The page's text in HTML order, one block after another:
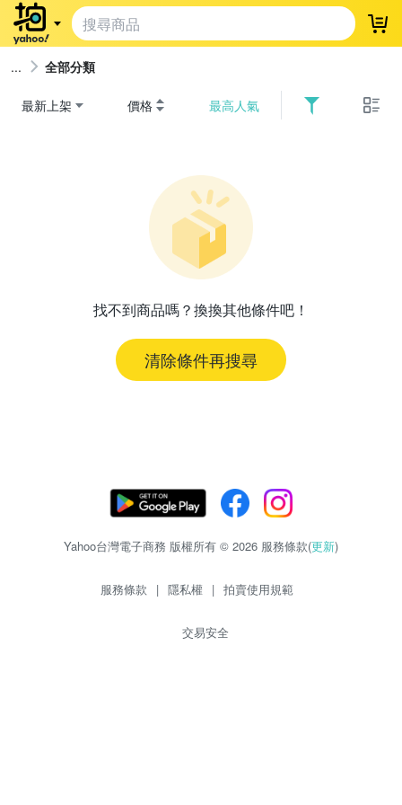
登
全部分類
最新上架 價格 最高人氣
找不到商品嗎？換換其他條件吧！
清除條件再搜尋
Yahoo台灣電子商務 版權所有 © 2026 服務條款(更新)
服務條款 | 隱私權 | 拍賣使用規範
交易安全